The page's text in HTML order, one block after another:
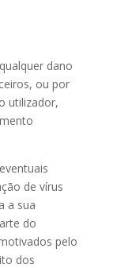
dano
ou por
utilizador,
de vírus
a sua
do
pelo
dos